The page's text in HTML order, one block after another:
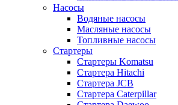
Насосы
Водяные насосы
Масляные насосы
Топливные насосы
Стартеры
Стартеры Komatsu
Стартера Hitachi
Стартера JCB
Стартера Caterpillar